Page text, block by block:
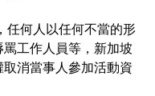
任何人以任何不當的形
工作人員等，新加坡
消當事人參加活動資